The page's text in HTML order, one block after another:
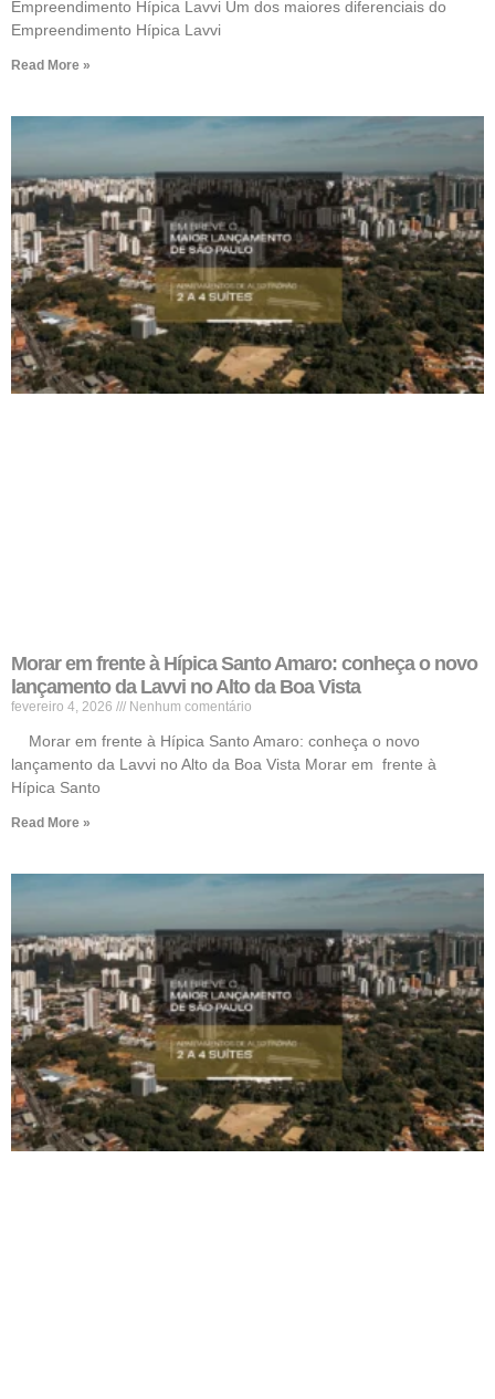
Empreendimento Hípica Lavvi Um dos maiores diferenciais do
Empreendimento Hípica Lavvi
Read More »
Morar em frente à Hípica Santo Amaro: conheça o novo
lançamento da Lavvi no Alto da Boa Vista
fevereiro 4, 2026 Nenhum comentário
Morar em frente à Hípica Santo Amaro: conheça o novo
lançamento da Lavvi no Alto da Boa Vista Morar em frente à
Hípica Santo
Read More »